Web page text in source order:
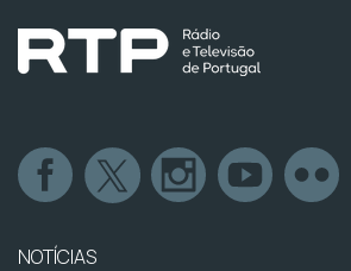
NOTÍCIAS